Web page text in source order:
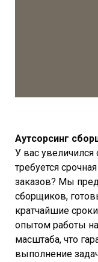
Аутсорсинг
У вас
требуется
заказов? Мы
сборщиков,
кратчайшие
опытом работы на
масштаба, что
выполнение